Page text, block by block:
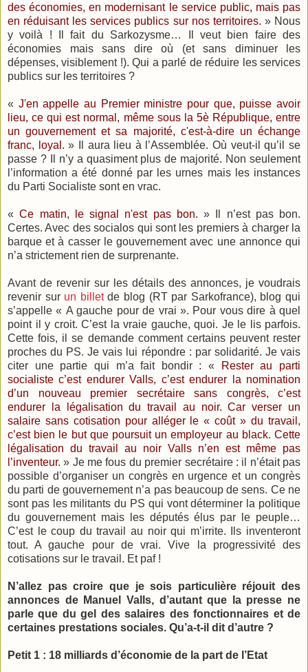
des économies, en modernisant le service public, mais pas
en réduisant les services publics sur nos territoires. » Nous
y voilà ! Il fait du Sarkozysme… Il veut bien faire des
économies mais sans dire où (et sans diminuer les
dépenses, visiblement !). Qui a parlé de réduire les services
publics sur les territoires ?
« J'en appelle au Premier ministre pour que, puisse avoir
lieu, ce qui est normal, même sous la 5è République, entre
un gouvernement et sa majorité, c'est-à-dire un échange
franc, loyal. » Il aura lieu à l’Assemblée. Où veut-il qu’il se
passe ? Il n’y a quasiment plus de majorité. Non seulement
l’information a été donné par les urnes mais les instances
du Parti Socialiste sont en vrac.
«Ce matin, le signal n'est pas bon. » Il n’est pas bon.
Certes. Avec des socialos qui sont les premiers à charger la
barque et à casser le gouvernement avec une annonce qui
n’a strictement rien de surprenante.
Avant de revenir sur les détails des annonces, je voudrais
revenir sur un billetde blog (RT par Sarkofrance), blog qui
s’appelle « A gauche pour de vrai ». Pour vous dire à quel
point il y croit. C’est la vraie gauche, quoi. Je le lis parfois.
Cette fois, il se demande comment certains peuvent rester
proches du PS. Je vais lui répondre : par solidarité. Je vais
citer une partie qui m’a fait bondir : «
Rester au parti
socialiste c’est endurer Valls, c’est endurer la nomination
d’un nouveau premier secrétaire sans congrès, c’est
endurer la légalisation du travail au noir. Car verser un
salaire sans cotisation pour alléger le « coût » du travail,
c’est bien le but que poursuit un employeur au black. Cette
légalisation du travail au noir Valls n’en est même pas
l’inventeur. » Je me fous du premier secrétaire : il n’était pas
possible d’organiser un congrès en urgence et un congrès
du parti de gouvernement n’a pas beaucoup de sens. Ce ne
sont pas les militants du PS qui vont déterminer la politique
du gouvernement mais les députés élus par le peuple…
C’est le coup du travail au noir qui m’irrite. Ils inventeront
tout. A gauche pour de vrai. Vive la progressivité des
cotisations sur le travail. Et paf !
N’allez pas croire que je sois particulière réjouit des
annonces de Manuel Valls, d’autant que la presse ne
parle que du gel des salaires des fonctionnaires et de
certaines prestations sociales. Qu’a-t-il dit d’autre ?
Petit 1 : 18 milliards d’économie de la part de l’Etat